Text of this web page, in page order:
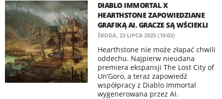
DIABLO IMMORTAL X
HEARTHSTONE ZAPOWIEDZIANE
GRAFIKĄ AI. GRACZE SĄ WŚCIEKLI
ŚRODA, 23 LIPCA 2025 (10:02)
Hearthstone nie może złapać chwili
oddechu. Najpierw nieudana
premiera ekspansji The Lost City of
Un’Goro, a teraz zapowiedź
współpracy z Diablo Immortal
wygenerowana przez AI.